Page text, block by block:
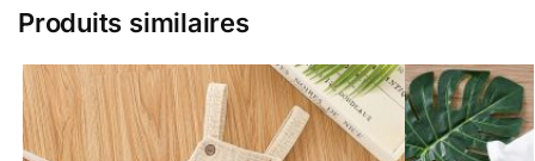
Produits similaires